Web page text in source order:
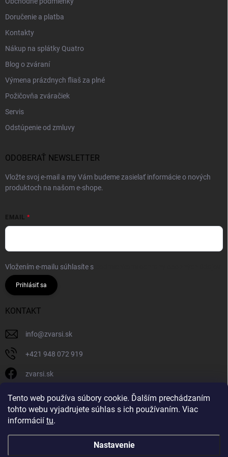
Tento web používa súbory cookie. Ďalším prechádzaním
tohto webu vyjadrujete súhlas s ich používaním. Viac
informácií tu.
Nastavenie
Doručenie a platba
Kontakty
Nákup na splátky Quatro
Blog o zváraní
Výmena prázdnych fliaš za plné
Požičovňa zváračiek
Servis
Odstúpenie od zmluvy
ODOBERAŤ NEWSLETTER
Vložte svoj e-mail a my Vám budeme zasielať informácie o nových
produktoch na našom e-shope.
EMAIL
Vložením e-mailu súhlasíte s
Prihlásiť sa
KONTAKT
info@zvarsi.sk
+421 948 072 919
zvarsi.sk
zvarsi.sk